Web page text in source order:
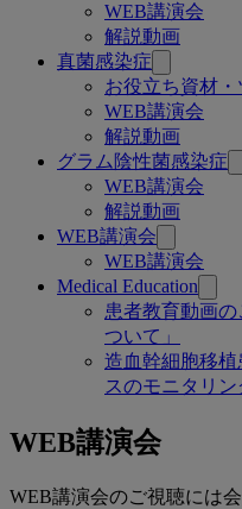
WEB講演会
解説動画
真菌感染症
お役立ち資材・
WEB講演会
解説動画
グラム陰性菌感染症
WEB講演会
解説動画
WEB講演会
WEB講演会
Medical Education
患者教育動画
ついて」
造血幹細胞移
スのモニタリン
WEB講演会
WEB講演会のご視聴には